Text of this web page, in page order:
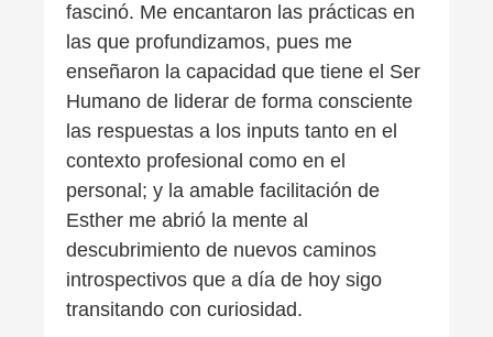
fascinó. Me encantaron las prácticas en
las que profundizamos, pues me
enseñaron la capacidad que tiene el Ser
Humano de liderar de forma consciente
las respuestas a los inputs tanto en el
contexto profesional como en el
personal; y la amable facilitación de
Esther me abrió la mente al
descubrimiento de nuevos caminos
introspectivos que a día de hoy sigo
transitando con curiosidad.